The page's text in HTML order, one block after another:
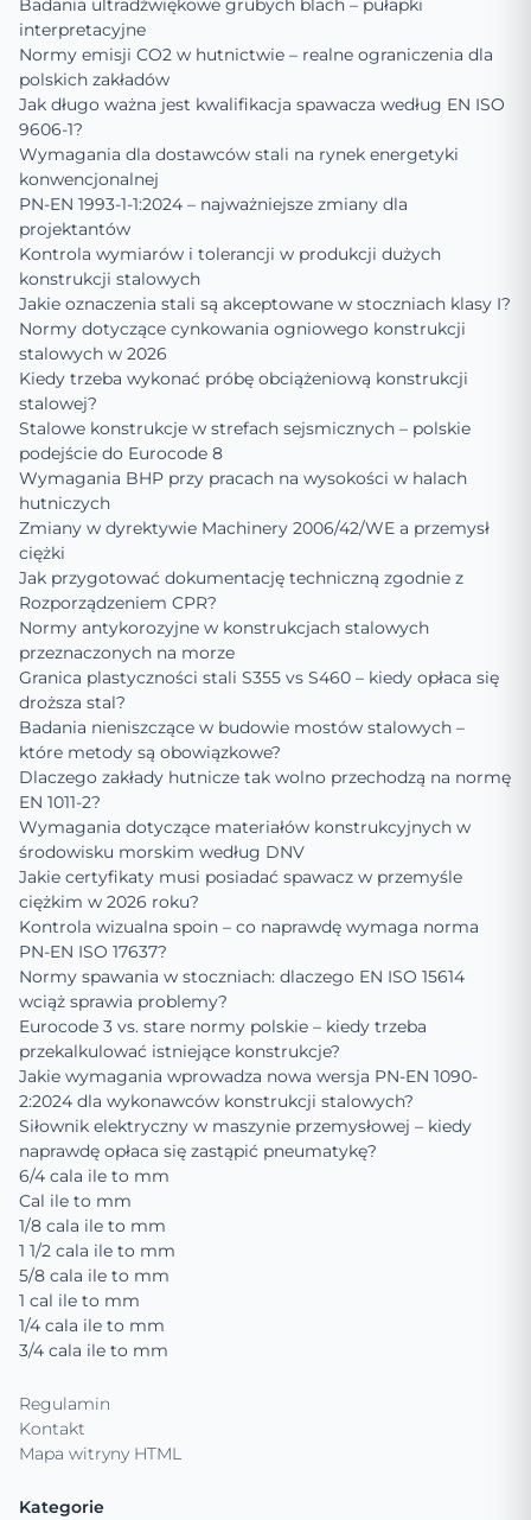
Badania ultradźwiękowe grubych blach – pułapki
interpretacyjne
Normy emisji CO2 w hutnictwie – realne ograniczenia dla
polskich zakładów
Jak długo ważna jest kwalifikacja spawacza według EN ISO
9606-1?
Wymagania dla dostawców stali na rynek energetyki
konwencjonalnej
PN-EN 1993-1-1:2024 – najważniejsze zmiany dla
projektantów
Kontrola wymiarów i tolerancji w produkcji dużych
konstrukcji stalowych
Jakie oznaczenia stali są akceptowane w stoczniach klasy I?
Normy dotyczące cynkowania ogniowego konstrukcji
stalowych w 2026
Kiedy trzeba wykonać próbę obciążeniową konstrukcji
stalowej?
Stalowe konstrukcje w strefach sejsmicznych – polskie
podejście do Eurocode 8
Wymagania BHP przy pracach na wysokości w halach
hutniczych
Zmiany w dyrektywie Machinery 2006/42/WE a przemysł
ciężki
Jak przygotować dokumentację techniczną zgodnie z
Rozporządzeniem CPR?
Normy antykorozyjne w konstrukcjach stalowych
przeznaczonych na morze
Granica plastyczności stali S355 vs S460 – kiedy opłaca się
droższa stal?
Badania nieniszczące w budowie mostów stalowych –
które metody są obowiązkowe?
Dlaczego zakłady hutnicze tak wolno przechodzą na normę
EN 1011-2?
Wymagania dotyczące materiałów konstrukcyjnych w
środowisku morskim według DNV
Jakie certyfikaty musi posiadać spawacz w przemyśle
ciężkim w 2026 roku?
Kontrola wizualna spoin – co naprawdę wymaga norma
PN-EN ISO 17637?
Normy spawania w stoczniach: dlaczego EN ISO 15614
wciąż sprawia problemy?
Eurocode 3 vs. stare normy polskie – kiedy trzeba
przekalkulować istniejące konstrukcje?
Jakie wymagania wprowadza nowa wersja PN-EN 1090-
2:2024 dla wykonawców konstrukcji stalowych?
Siłownik elektryczny w maszynie przemysłowej – kiedy
naprawdę opłaca się zastąpić pneumatykę?
6/4 cala ile to mm
Cal ile to mm
1/8 cala ile to mm
1 1/2 cala ile to mm
5/8 cala ile to mm
1 cal ile to mm
1/4 cala ile to mm
3/4 cala ile to mm
Regulamin
Kontakt
Mapa witryny HTML
Kategorie